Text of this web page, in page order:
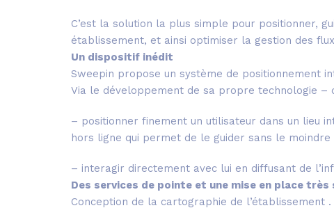
C’est la solution la plus simple pour positionner,
établissement, et ainsi optimiser la gestion des
Un dispositif inédit
Sweepin propose un système de positionnement
Via le développement de sa propre technologie –
– positionner finement un utilisateur dans un lieu
hors ligne qui permet de le guider sans le moindre
– interagir directement avec lui en diffusant de
Des services de pointe et une mise en place très
Conception de la cartographie de l’établissement .